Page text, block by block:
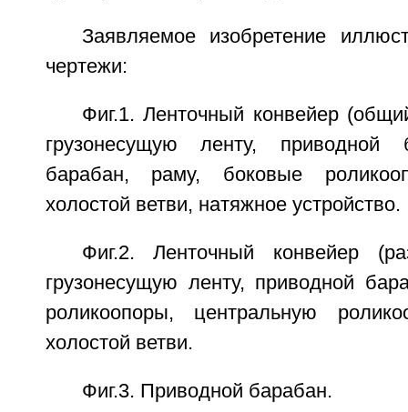
Заявляемое изобретение
чертежи:
Фиг.1. Ленточный конвейер
грузонесущую ленту, приводной
барабан, раму, боковые
холостой ветви, натяжное устройство.
Фиг.2. Ленточный конвейер
грузонесущую ленту, приводной
роликоопоры, центральную
холостой ветви.
Фиг.3. Приводной барабан.